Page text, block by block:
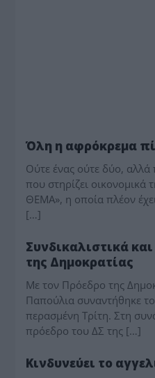
Όλη η αφρόκρεμα
Ούτε ένας ούτε δύο, αλλά
που στηρίζει
ΘΕΜΑ», η οποία πλέον
[…]
Συνδικαλιστικά
της Δημοκρατίας
Με τον Πρόεδρο της
Παπούλια συναντήθηκε
περασμένη Τρίτη. Στη
πρόεδρο του ΔΣ της […]
Κινδυνεύει το